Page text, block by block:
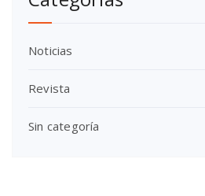
Noticias
Revista
Sin categoría